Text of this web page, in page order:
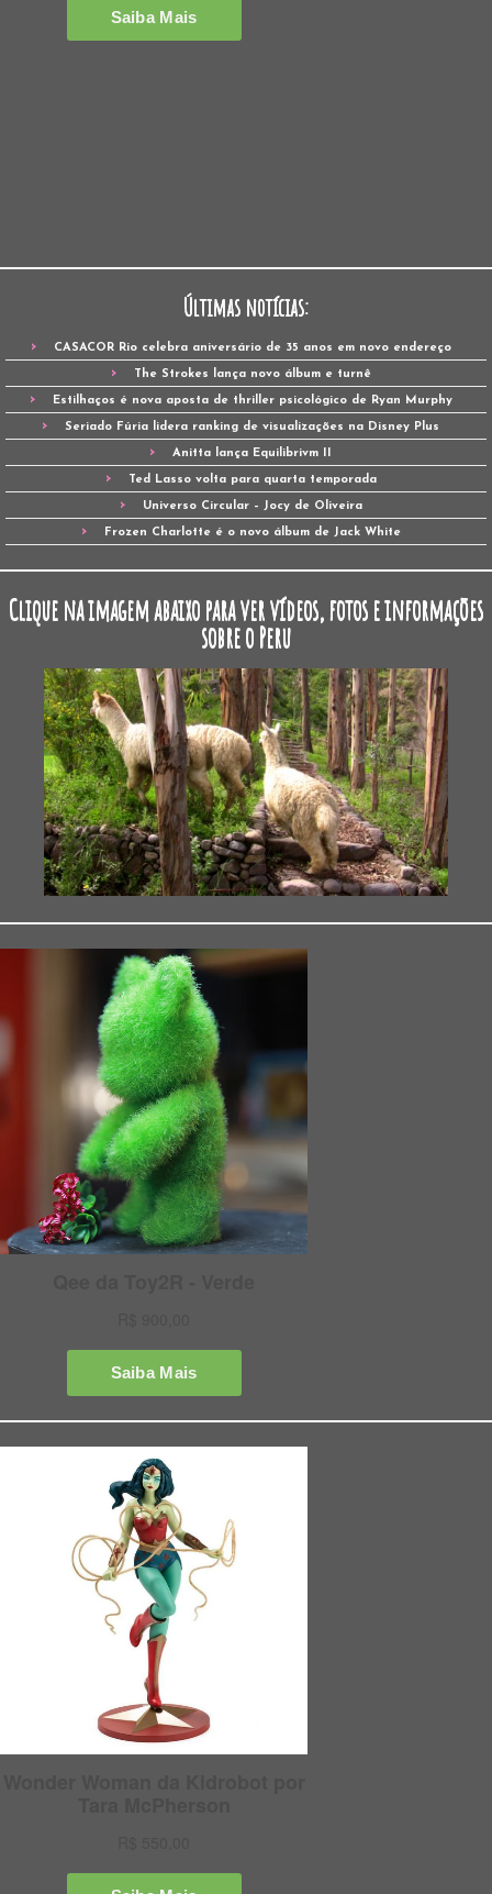
Últimas notícias:
CASACOR Rio celebra aniversário de 35 anos em novo endereço
The Strokes lança novo álbum e turnê
Estilhaços é nova aposta de thriller psicológico de Ryan Murphy
Seriado Fúria lidera ranking de visualizações na Disney Plus
Anitta lança Equilibrivm II
Ted Lasso volta para quarta temporada
Universo Circular – Jocy de Oliveira
Frozen Charlotte é o novo álbum de Jack White
Clique na imagem abaixo para ver vídeos, fotos e informações
sobre o Peru